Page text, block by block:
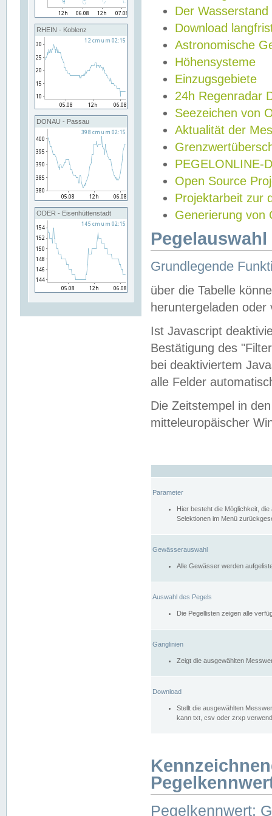
RHEIN - Koblenz
DONAU - Passau
ODER - Eisenhüttenstadt
Der Wasserstand
Download
Astronomische
Höhensysteme
Einzugsgebiete
24h Regenradar
Seezeichen von
Aktualität der
PEGELONLINE-
Open Source
Projektarbeit zur
Generierung von
Grundlegende
über die Tabelle
heruntergeladen oder
Ist Javascript
Bestätigung des
bei deaktiviertem
alle Felder
Die Zeitstempel in
mitteleuropäischer
Parameter
Hier besteht die Möglichkeit,
Selektionen im Menü
Gewässerauswahl
Alle Gewässer werden
Auswahl des Pegels
Die Pegellisten zeigen alle
Ganglinien
Zeigt die ausgewählten
Download
Stellt die ausgewählten
kann txt, csv oder zrxp
Pegelkennwert: